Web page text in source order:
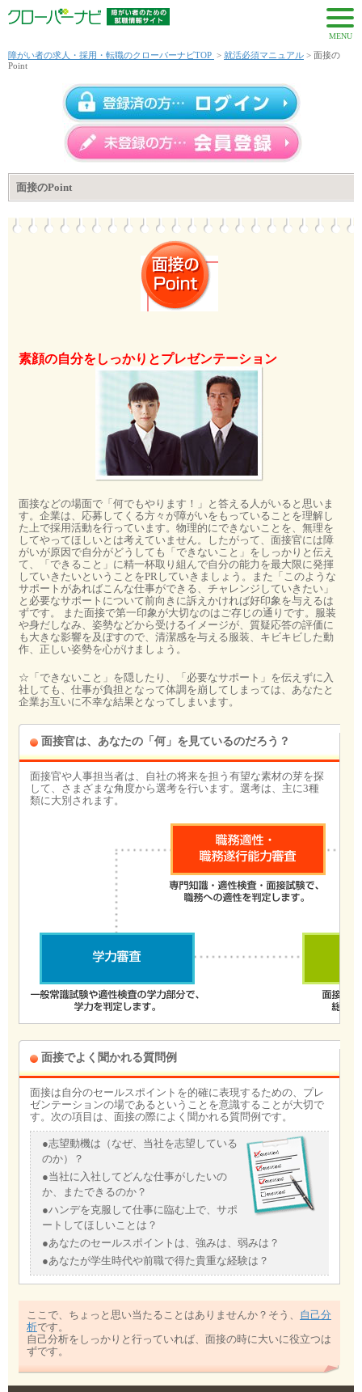
MENU
障がい者の求人・採用・転職のクローバーナビTOP > 就活必須マニュアル > 面接の
Point
面接のPoint
素顔の自分をしっかりとプレゼンテーション
面接などの場面で「何でもやります！」と答える人がいると思いま
す。企業は、応募してくる方々が障がいをもっていることを理解し
た上で採用活動を行っています。物理的にできないことを、無理を
してやってほしいとは考えていません。したがって、面接官には障
がいが原因で自分がどうしても「できないこと」をしっかりと伝え
て、「できること」に精一杯取り組んで自分の能力を最大限に発揮
していきたいということをPRしていきましょう。また「このような
サポートがあればこんな仕事ができる、チャレンジしていきたい」
と必要なサポートについて前向きに訴えかければ好印象を与えるは
ずです。 また面接で第一印象が大切なのはご存じの通りです。服装
や身だしなみ、姿勢などから受けるイメージが、質疑応答の評価に
も大きな影響を及ぼすので、清潔感を与える服装、キビキビした動
作、正しい姿勢を心がけましょう。
☆「できないこと」を隠したり、「必要なサポート」を伝えずに入
社しても、仕事が負担となって体調を崩してしまっては、あなたと
企業お互いに不幸な結果となってしまいます。
面接官は、あなたの「何」を見ているのだろう？
面接官や人事担当者は、自社の将来を担う有望な素材の芽を探
して、さまざまな角度から選考を行います。選考は、主に3種
類に大別されます。
面接でよく聞かれる質問例
面接は自分のセールスポイントを的確に表現するための、プレ
ゼンテーションの場であるということを意識することが大切で
す。次の項目は、面接の際によく聞かれる質問例です。
●志望動機は（なぜ、当社を志望している
のか）？
●当社に入社してどんな仕事がしたいの
か、またできるのか？
●ハンデを克服して仕事に臨む上で、サポ
ートしてほしいことは？
●あなたのセールスポイントは、強みは、弱みは？
●あなたが学生時代や前職で得た貴重な経験は？
ここで、ちょっと思い当たることはありませんか？そう、 自己分
析です。
自己分析をしっかりと行っていれば、面接の時に大いに役立つは
ずです。